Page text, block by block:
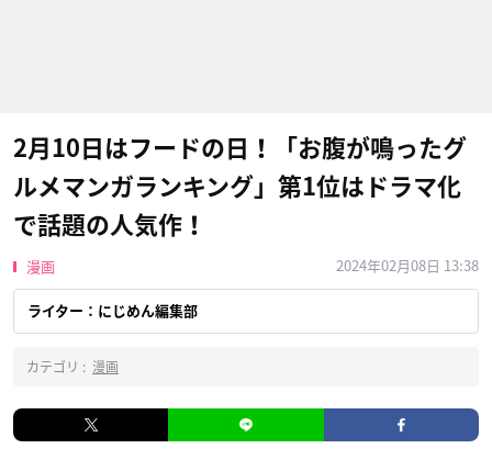
2月10日はフードの日！「お腹が鳴ったグ
ルメマンガランキング」第1位はドラマ化
で話題の人気作！
漫画 2024年02月08日 13:38
ライター：にじめん編集部
カテゴリ : 漫画